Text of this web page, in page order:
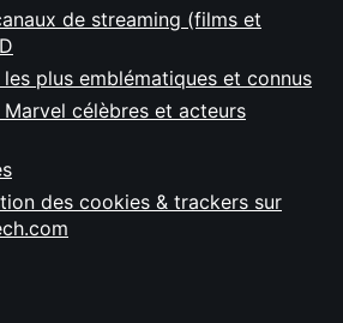
de streaming (films et
plus emblématiques et connus
Marvel célèbres et acteurs
des cookies & trackers sur